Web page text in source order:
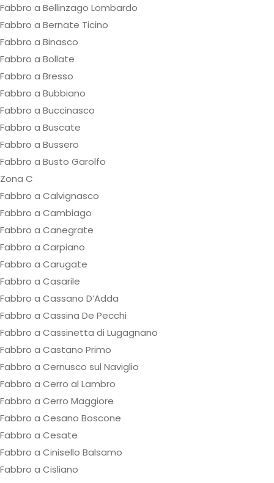
Fabbro a Bellinzago Lombardo
Fabbro a Bernate Ticino
Fabbro a Binasco
Fabbro a Bollate
Fabbro a Bresso
Fabbro a Bubbiano
Fabbro a Buccinasco
Fabbro a Buscate
Fabbro a Bussero
Fabbro a Busto Garolfo
Zona C
Fabbro a Calvignasco
Fabbro a Cambiago
Fabbro a Canegrate
Fabbro a Carpiano
Fabbro a Carugate
Fabbro a Casarile
Fabbro a Cassano D’Adda
Fabbro a Cassina De Pecchi
Fabbro a Cassinetta di Lugagnano
Fabbro a Castano Primo
Fabbro a Cernusco sul Naviglio
Fabbro a Cerro al Lambro
Fabbro a Cerro Maggiore
Fabbro a Cesano Boscone
Fabbro a Cesate
Fabbro a Cinisello Balsamo
Fabbro a Cisliano